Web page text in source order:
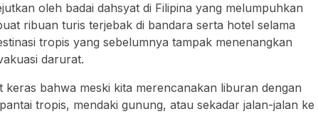
oleh badai dahsyat di Filipina yang melumpuhkan
ribuan turis terjebak di bandara serta hotel selama
tropis yang sebelumnya tampak menenangkan
darurat.
keras bahwa meski kita merencanakan liburan dengan
tropis, mendaki gunung, atau sekadar jalan-jalan ke